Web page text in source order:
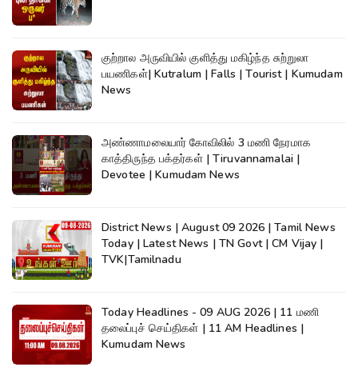
குற்றால அருவியில் குளித்து மகிழ்ந்த சுற்றுலா
பயணிகள்| Kutralum | Falls | Tourist | Kumudam
News
அண்ணாமலையார் கோவிலில் 3 மணி நேரமாக
காத்திருந்த பக்தர்கள் | Tiruvannamalai |
Devotee | Kumudam News
District News | August 09 2026 | Tamil News
Today | Latest News | TN Govt | CM Vijay |
TVK|Tamilnadu
Today Headlines - 09 AUG 2026 | 11 மணி
தலைப்புச் செய்திகள் | 11 AM Headlines |
Kumudam News